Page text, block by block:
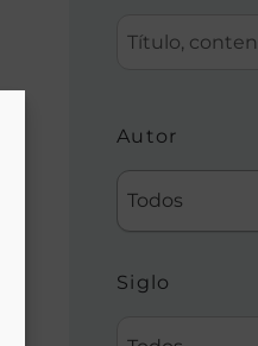
Autor
Todos
Siglo